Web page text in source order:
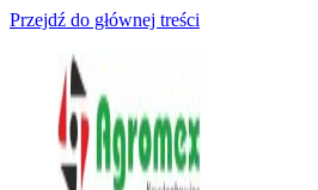
Przejdź do głównej treści